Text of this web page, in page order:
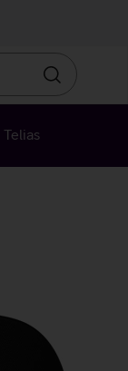
Otsin
Telias